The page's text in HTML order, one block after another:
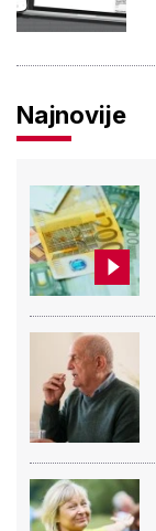
Najnovije